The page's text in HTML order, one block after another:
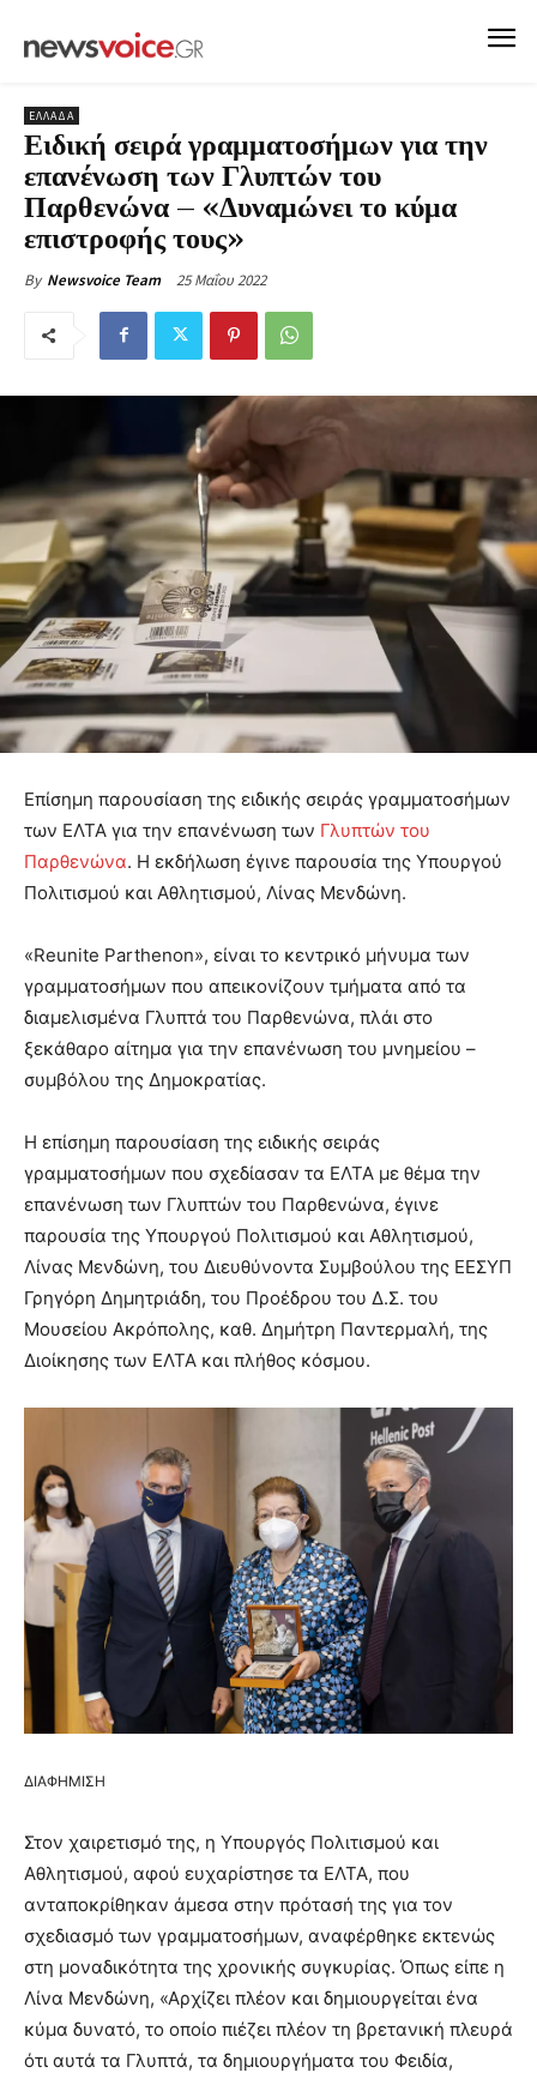
ΕΛΛΑΔΑ
Ειδική σειρά γραμματοσήμων για την
επανένωση των Γλυπτών του
Παρθενώνα – «Δυναμώνει το κύμα
επιστροφής τους»
By Newsvoice Team 25 Μαΐου 2022
Επίσημη παρουσίαση της ειδικής σειράς γραμματοσήμων
των ΕΛΤΑ για την επανένωση των Γλυπτών του
Παρθενώνα. Η εκδήλωση έγινε παρουσία της Υπουργού
Πολιτισμού και Αθλητισμού, Λίνας Μενδώνη.
«Reunite Parthenon», είναι το κεντρικό μήνυμα των
γραμματοσήμων που απεικονίζουν τμήματα από τα
διαμελισμένα Γλυπτά του Παρθενώνα, πλάι στο
ξεκάθαρο αίτημα για την επανένωση του μνημείου –
συμβόλου της Δημοκρατίας.
Η επίσημη παρουσίαση της ειδικής σειράς
γραμματοσήμων που σχεδίασαν τα ΕΛΤΑ με θέμα την
επανένωση των Γλυπτών του Παρθενώνα, έγινε
παρουσία της Υπουργού Πολιτισμού και Αθλητισμού,
Λίνας Μενδώνη, του Διευθύνοντα Συμβούλου της ΕΕΣΥΠ
Γρηγόρη Δημητριάδη, του Προέδρου του Δ.Σ. του
Μουσείου Ακρόπολης, καθ. Δημήτρη Παντερμαλή, της
Διοίκησης των ΕΛΤΑ και πλήθος κόσμου.
ΔΙΑΦΗΜΙΣΗ
Στον χαιρετισμό της, η Υπουργός Πολιτισμού και
Αθλητισμού, αφού ευχαρίστησε τα ΕΛΤΑ, που
ανταποκρίθηκαν άμεσα στην πρότασή της για τον
σχεδιασμό των γραμματοσήμων, αναφέρθηκε εκτενώς
στη μοναδικότητα της χρονικής συγκυρίας. Όπως είπε η
Λίνα Μενδώνη, «Αρχίζει πλέον και δημιουργείται ένα
κύμα δυνατό, το οποίο πιέζει πλέον τη βρετανική πλευρά
ότι αυτά τα Γλυπτά, τα δημιουργήματα του Φειδία,